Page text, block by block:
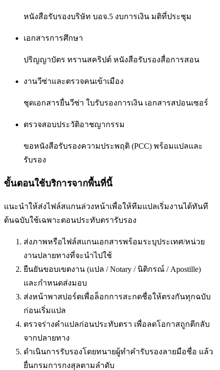
หนังสือรับรองบริษัท บอจ.5 งบการเงิน มติที่ประชุม
เอกสารการศึกษา
ปริญญาบัตร ทรานสคริปต์ หนังสือรับรองสื่อการสอน
งานวีซ่าและตรวจคนเข้าเมือง
ชุดเอกสารยื่นวีซ่า ใบรับรองการเงิน เอกสารสปอนเซอร์
ตรวจสอบประวัติอาชญากรรม
ขอหนังสือรับรองความประพฤติ (PCC) พร้อมแปลและ
รับรอง
ขั้นตอนใช้บริการจากพื้นที่นี้
แนะนำให้ส่งไฟล์สแกนล่วงหน้าเพื่อให้ทีมแปลเริ่มงานได้ทันที
ต้นฉบับใช้เฉพาะตอนประทับตรารับรอง
ส่งภาพหรือไฟล์สแกนเอกสารพร้อมระบุประเทศ/หน่วย
งานปลายทางที่จะนำไปใช้
ยืนยันขอบเขตงาน (แปล / Notary / นิติกรณ์ / Apostille)
และกำหนดส่งมอบ
ส่งหน้าพาสปอร์ตเพื่อล็อกการสะกดชื่อให้ตรงกันทุกฉบับ
ก่อนเริ่มแปล
ตรวจร่างคำแปลก่อนประทับตรา เพื่อลดโอกาสถูกตีกลับ
จากปลายทาง
ดำเนินการรับรองโดยทนายผู้ทำคำรับรองลายมือชื่อ แล้ว
ยื่นกรมการกงสุลตามลำดับ